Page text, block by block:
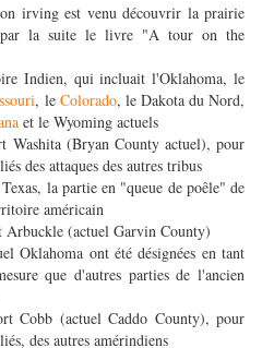
irving est venu découvrir la prairie
par la suite le livre "A tour on the
Indien, qui incluait l'Oklahoma, le
, le Colorado, le Dakota du Nord,
et le Wyoming actuels
Washita (Bryan County actuel), pour
des attaques des autres tribus
la partie en "queue de poêle" de
américain
Arbuckle (actuel Garvin County)
Oklahoma ont été désignées en tant
que d'autres parties de l'ancien
Cobb (actuel Caddo County), pour
des autres amérindiens